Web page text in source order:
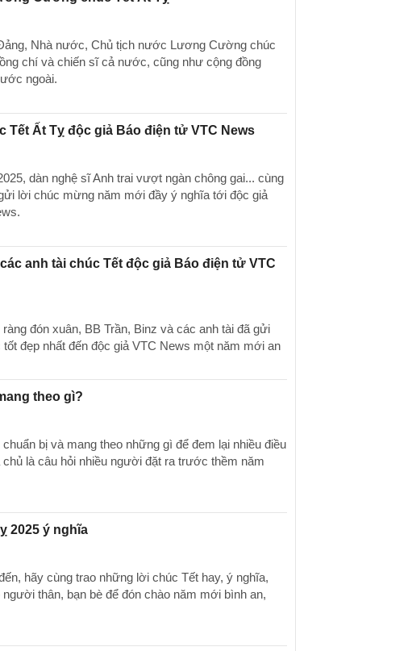
Nhà nước, Chủ tịch nước Lương Cường chúc
chí và chiến sĩ cả nước, cũng như cộng đồng
ngoài.
Tết Ất Tỵ độc giả Báo điện tử VTC News
dàn nghệ sĩ Anh trai vượt ngàn chông gai... cùng
lời chúc mừng năm mới đầy ý nghĩa tới độc giả
anh tài chúc Tết độc giả Báo điện tử VTC
đón xuân, BB Trần, Binz và các anh tài đã gửi
đẹp nhất đến độc giả VTC News một năm mới an
theo gì?
bị và mang theo những gì để đem lại nhiều điều
chủ là câu hỏi nhiều người đặt ra trước thềm năm
2025 ý nghĩa
hãy cùng trao những lời chúc Tết hay, ý nghĩa,
thân, bạn bè để đón chào năm mới bình an,